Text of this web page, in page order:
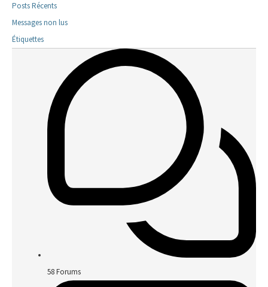
Posts Récents
Messages non lus
Étiquettes
58Forums